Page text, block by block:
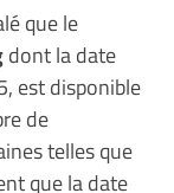
que le
dont la date
est disponible
de
telles que
que la date